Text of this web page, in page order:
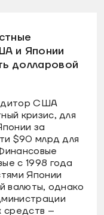
и Японии
долларовой
США
кризис, для
за
$90 млрд для
с 1998 года
Японии
валюты, однако
средств –